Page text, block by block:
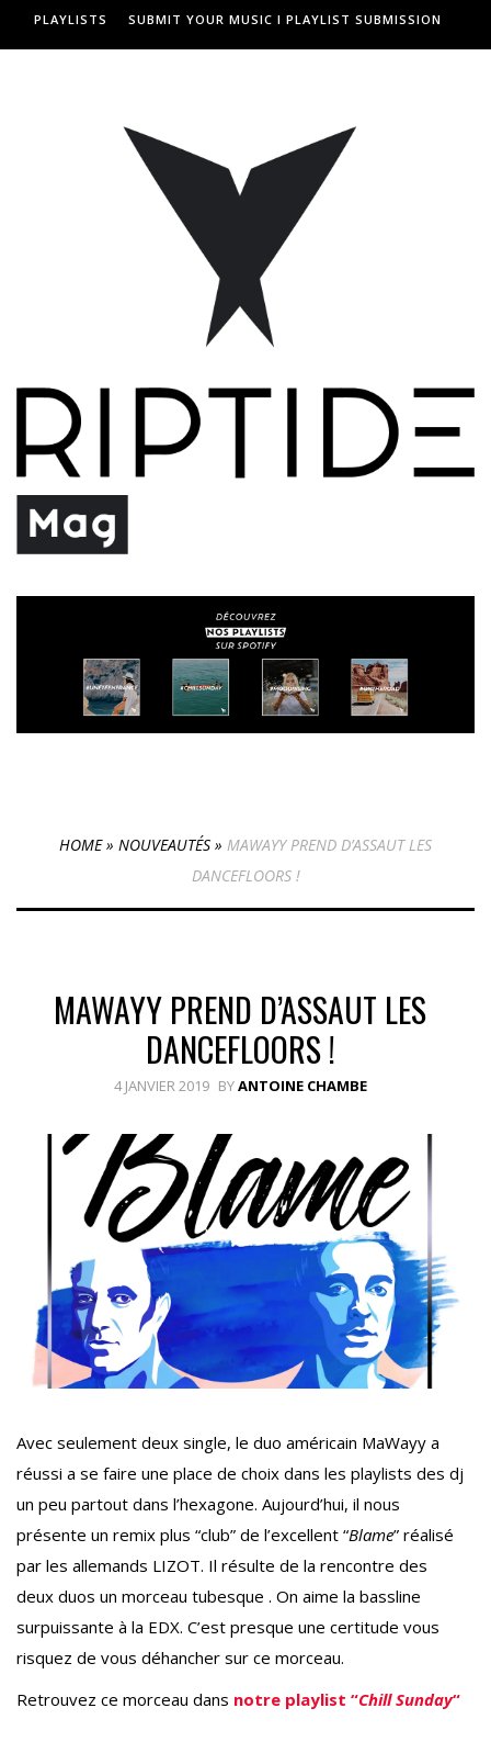
PLAYLISTS SUBMIT YOUR MUSIC I PLAYLIST SUBMISSION
HOME» NOUVEAUTÉS » MAWAYY PREND D’ASSAUT LES
DANCEFLOORS !
MAWAYY PREND D’ASSAUT LES
DANCEFLOORS !
4 JANVIER 2019 BYANTOINE CHAMBE
Avec seulement deux single, le duo américain MaWayy a
réussi a se faire une place de choix dans les playlists des dj
un peu partout dans l’hexagone. Aujourd’hui, il nous
présente un remix plus “club” de l’excellent “Blame” réalisé
par les allemands LIZOT. Il résulte de la rencontre des
deux duos un morceau tubesque . On aime la bassline
surpuissante à la EDX. C’est presque une certitude vous
risquez de vous déhancher sur ce morceau.
Retrouvez ce morceau dans notre playlist “Chill Sunday“